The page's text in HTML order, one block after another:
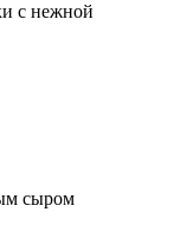
с нежной
сыром